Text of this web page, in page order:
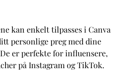
kan enkelt tilpasses i Canva
personlige preg med dine
er perfekte for influensere,
på Instagram og TikTok.